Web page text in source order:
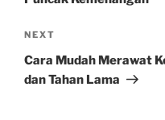
Next
Post
NEXT
Cara Mudah Merawat
dan Tahan Lama